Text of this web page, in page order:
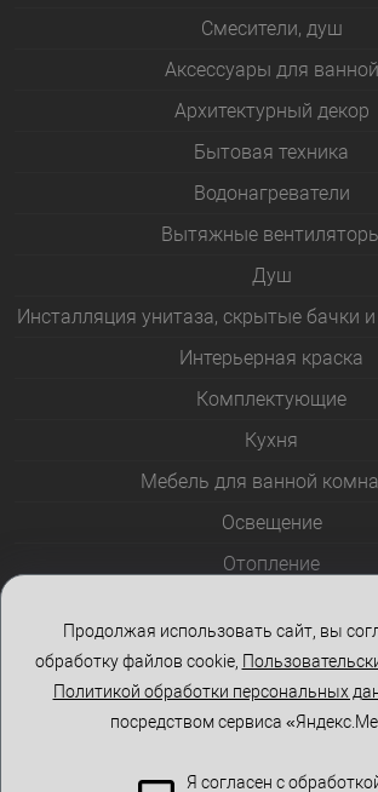
Смесители, душ
Аксессуары для ванной
Архитектурный декор
Бытовая техника
Водонагреватели
Вытяжные
Душ
Инсталляция унитаза, скрытые бачки
Интерьерная краска
Комплектующие
Кухня
Мебель для ванной
Освещение
Отопление
Розетки и выключатели
Стеклоблоки
Столы и стулья
Продолжая использовать сайт, вы
обработку файлов cookie,
Политикой обработки персональных
посредством сервиса
Я согласен с